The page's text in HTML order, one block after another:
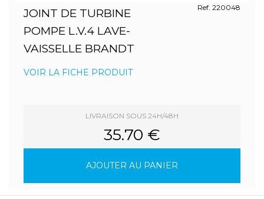
JOINT DE TURBINE
POMPE L.V.4 LAVE-
VAISSELLE BRANDT
Ref. 220048
VOIR LA FICHE PRODUIT
LIVRAISON SOUS 24H/48H
35.70 €
AJOUTER AU PANIER